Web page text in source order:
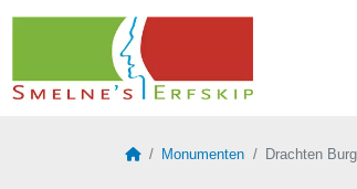
HomeMonumenten Drachten